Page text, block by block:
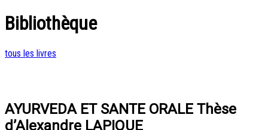
Bibliothèque
tous les livres
AYURVEDA ET SANTE ORALE Thèse
d’Alexandre LAPIQUE